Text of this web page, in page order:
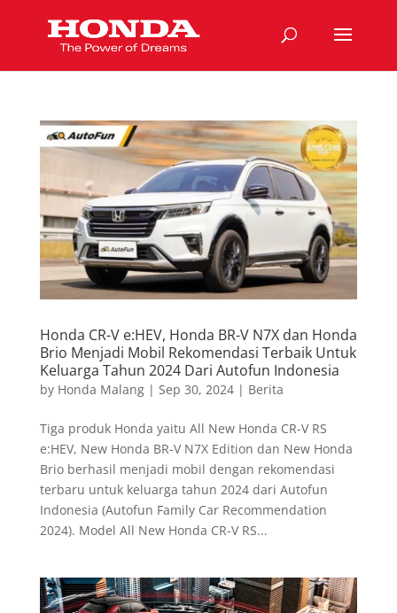
Honda CR-V e:HEV, Honda BR-V N7X dan Honda
Brio Menjadi Mobil Rekomendasi Terbaik Untuk
Keluarga Tahun 2024 Dari Autofun Indonesia
by Honda Malang| Sep 30, 2024| Berita
Tiga produk Honda yaitu All New Honda CR-V RS
e:HEV, New Honda BR-V N7X Edition dan New Honda
Brio berhasil menjadi mobil dengan rekomendasi
terbaru untuk keluarga tahun 2024 dari Autofun
Indonesia (Autofun Family Car Recommendation
2024). Model All New Honda CR-V RS...